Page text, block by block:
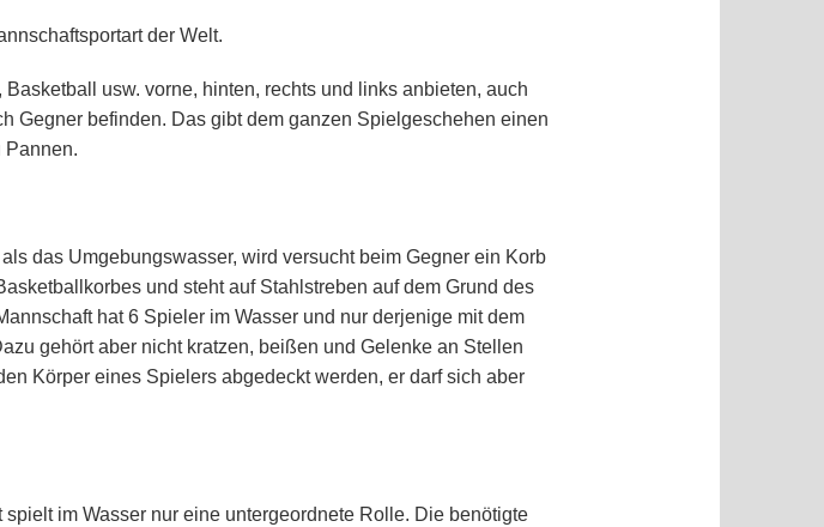
der Welt.
usw. vorne, hinten, rechts und links anbieten, auch
Gegner befinden. Das gibt dem ganzen Spielgeschehen einen
Pannen.
das Umgebungswasser, wird versucht beim Gegner ein Korb
und steht auf Stahlstreben auf dem Grund des
hat 6 Spieler im Wasser und nur derjenige mit dem
gehört aber nicht kratzen, beißen und Gelenke an Stellen
Körper eines Spielers abgedeckt werden, er darf sich aber
im Wasser nur eine untergeordnete Rolle. Die benötigte